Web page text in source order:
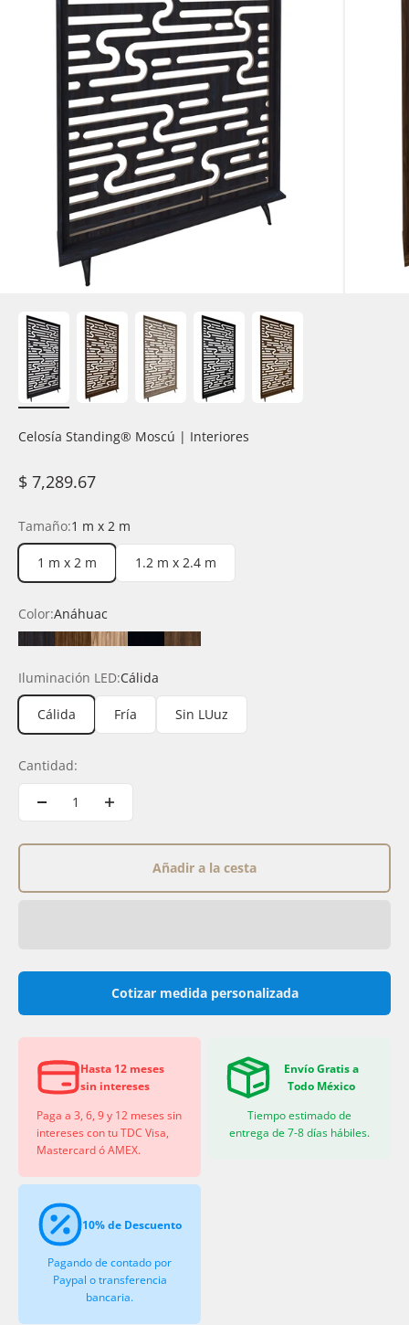
Celosía Standing®️ Moscú | Interiores
Precio de oferta
$ 7,289.67
Tamaño: 1 m x 2 m
1 m x 2 m 1.2 m x 2.4 m
Color:Anáhuac
AnáhuacDurangoLatte NegroRioja
Iluminación LED:Cálida
Cálida Fría Sin LUuz
Cantidad:
Añadir a la cesta
Cotizar medida personalizada
Hasta 12 meses
sin intereses
Paga a 3, 6, 9 y 12 meses sin
intereses con tu TDC Visa,
Mastercard ó AMEX.
Envío Gratis a
Todo México
Tiempo estimado de
entrega de 7-8 días hábiles.
10% de Descuento
Pagando de contado por
Paypal o transferencia
bancaria.